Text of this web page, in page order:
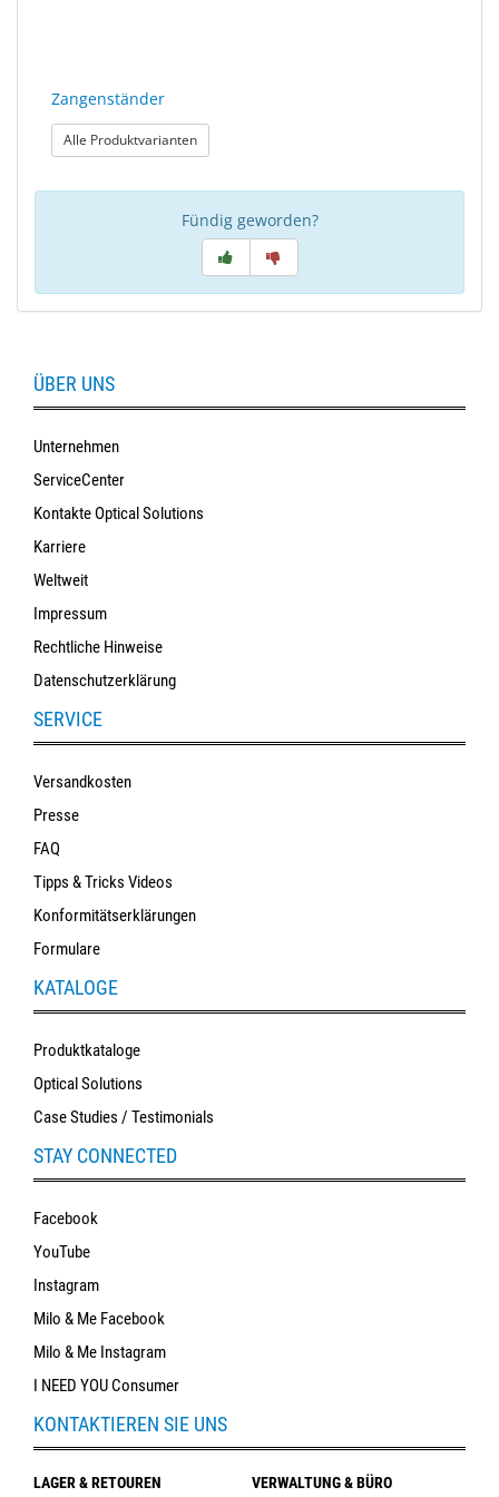
Me
Optische
Schleiftechnik
SALE
Zangenständer
Alle Produktvarianten: Zangenständer
Fündig geworden?
ÜBER UNS
Unternehmen
ServiceCenter
Kontakte Optical Solutions
Karriere
Weltweit
Impressum
Rechtliche Hinweise
Datenschutzerklärung
SERVICE
Versandkosten
Presse
FAQ
Tipps & Tricks Videos
Konformitätserklärungen
Formulare
KATALOGE
Produktkataloge
Optical Solutions
Case Studies / Testimonials
STAY CONNECTED
Facebook
YouTube
Instagram
Milo & Me Facebook
Milo & Me Instagram
I NEED YOU Consumer
KONTAKTIEREN SIE UNS
LAGER & RETOUREN VERWALTUNG & BÜRO